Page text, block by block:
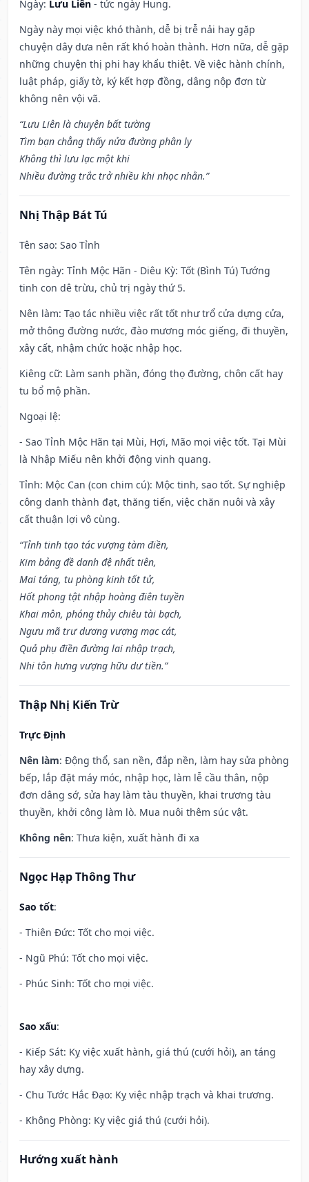
Ngày: Lưu Liên - tức ngày Hung.
Ngày này mọi việc khó thành, dễ bị trễ nải hay gặp
chuyện dây dưa nên rất khó hoàn thành. Hơn nữa, dễ gặp
những chuyện thị phi hay khẩu thiệt. Về việc hành chính,
luật pháp, giấy tờ, ký kết hợp đồng, dâng nộp đơn từ
không nên vội vã.
“Lưu Liên là chuyện bất tường
Tìm bạn chẳng thấy nửa đường phân ly
Không thì lưu lạc một khi
Nhiều đường trắc trở nhiều khi nhọc nhằn.”
Nhị Thập Bát Tú
Tên sao: Sao Tỉnh
Tên ngày: Tỉnh Mộc Hãn - Diêu Kỳ: Tốt (Bình Tú) Tướng
tinh con dê trừu, chủ trị ngày thứ 5.
Nên làm: Tạo tác nhiều việc rất tốt như trổ cửa dựng cửa,
mở thông đường nước, đào mương móc giếng, đi thuyền,
xây cất, nhậm chức hoặc nhập học.
Kiêng cữ: Làm sanh phần, đóng thọ đường, chôn cất hay
tu bổ mộ phần.
Ngoại lệ:
- Sao Tỉnh Mộc Hãn tại Mùi, Hợi, Mão mọi việc tốt. Tại Mùi
là Nhập Miếu nên khởi động vinh quang.
Tỉnh: Mộc Can (con chim cú): Mộc tinh, sao tốt. Sự nghiệp
công danh thành đạt, thăng tiến, việc chăn nuôi và xây
cất thuận lợi vô cùng.
“Tỉnh tinh tạo tác vượng tàm điền,
Kim bảng đề danh đệ nhất tiên,
Mai táng, tu phòng kinh tốt tử,
Hốt phong tật nhập hoàng điên tuyền
Khai môn, phóng thủy chiêu tài bạch,
Ngưu mã trư dương vượng mạc cát,
Quả phụ điền đường lai nhập trạch,
Nhi tôn hưng vượng hữu dư tiền.”
Thập Nhị Kiến Trừ
Trực Định
Nên làm: Động thổ, san nền, đắp nền, làm hay sửa phòng
bếp, lắp đặt máy móc, nhập học, làm lễ cầu thân, nộp
đơn dâng sớ, sửa hay làm tàu thuyền, khai trương tàu
thuyền, khởi công làm lò. Mua nuôi thêm súc vật.
Không nên: Thưa kiện, xuất hành đi xa
Ngọc Hạp Thông Thư
Sao tốt:
- Thiên Đức: Tốt cho mọi việc.
- Ngũ Phú: Tốt cho mọi việc.
- Phúc Sinh: Tốt cho mọi việc.
Sao xấu:
- Kiếp Sát: Kỵ việc xuất hành, giá thú (cưới hỏi), an táng
hay xây dựng.
- Chu Tước Hắc Đạo: Kỵ việc nhập trạch và khai trương.
- Không Phòng: Kỵ việc giá thú (cưới hỏi).
Hướng xuất hành